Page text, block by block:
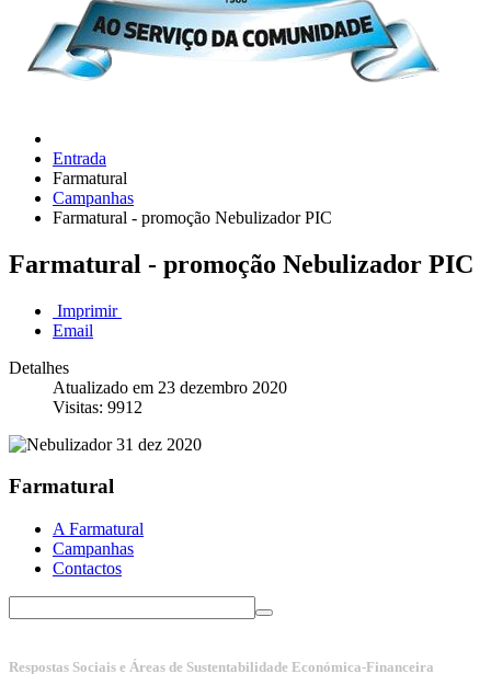
Entrada
Farmatural
Campanhas
Farmatural - promoção Nebulizador PIC
Farmatural - promoção Nebulizador PIC
Imprimir
Email
Detalhes
Atualizado em 23 dezembro 2020
Visitas: 9912
Farmatural
A Farmatural
Campanhas
Contactos
Respostas Sociais e Áreas de Sustentabilidade Económica-Financeira